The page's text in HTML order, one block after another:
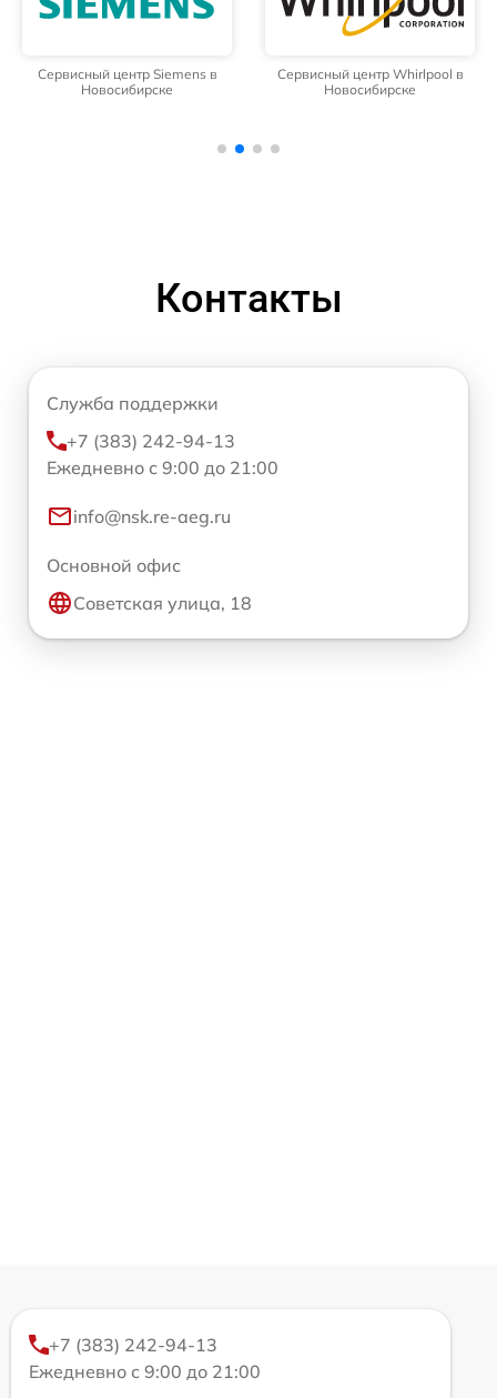
Сервисный центр Siemens в
Новосибирске
Сервисный центр Whirlpool в
Новосибирске
Контакты
Служба поддержки
+7 (383) 242-94-13
Ежедневно с 9:00 до 21:00
info@nsk.re-aeg.ru
Основной офис
Советская улица, 18
+7 (383) 242-94-13
Ежедневно с 9:00 до 21:00